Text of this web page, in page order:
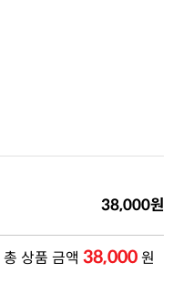
38,000원
총 상품 금액 38,000원